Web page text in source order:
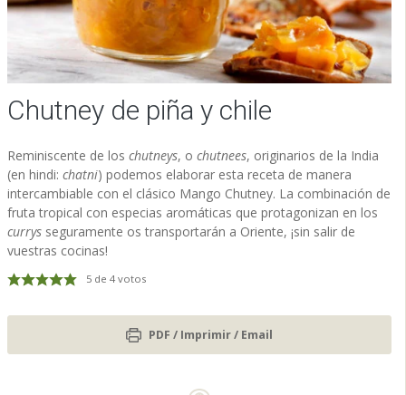
Chutney de piña y chile
Reminiscente de los chutneys, o chutnees, originarios de la India
(en hindi: chatni) podemos elaborar esta receta de manera
intercambiable con el clásico Mango Chutney. La combinación de
fruta tropical con especias aromáticas que protagonizan en los
currys seguramente os transportarán a Oriente, ¡sin salir de
vuestras cocinas!
5de 4votos
PDF / Imprimir / Email